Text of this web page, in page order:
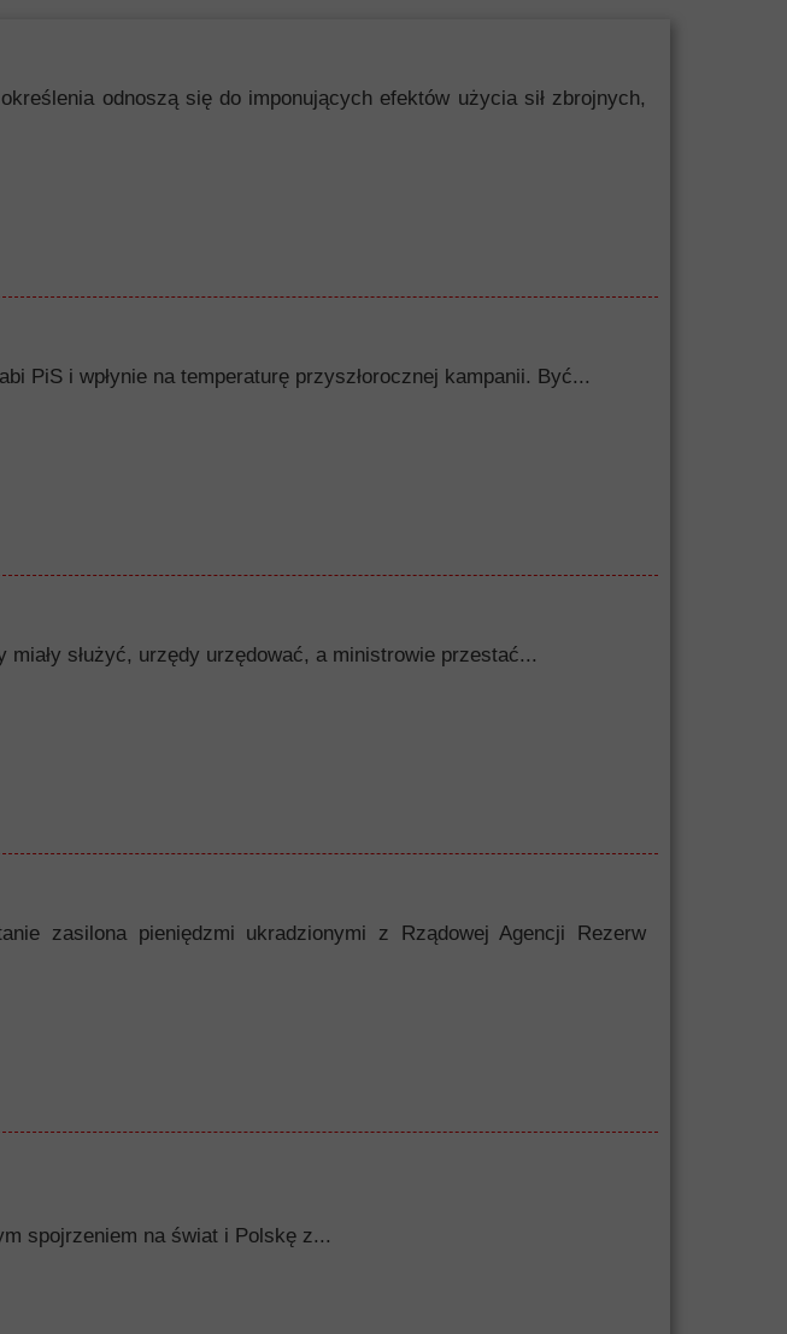
odnoszą się do imponujących efektów użycia sił zbrojnych,
PiS i wpłynie na temperaturę przyszłorocznej kampanii. Być...
miały służyć, urzędy urzędować, a ministrowie przestać...
zasilona pieniędzmi ukradzionymi z Rządowej Agencji Rezerw
spojrzeniem na świat i Polskę z...